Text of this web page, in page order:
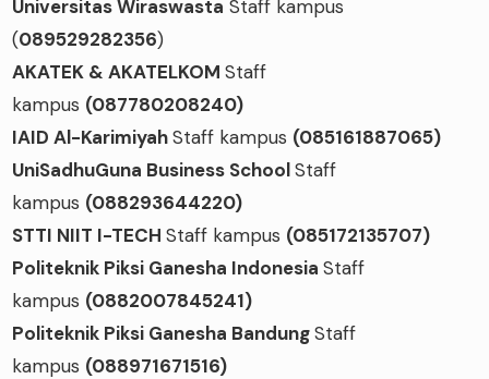
Universitas Wiraswasta Staff kampus
(089529282356)
AKATEK & AKATELKOM Staff
kampus (087780208240)
IAID Al-KarimiyahStaff kampus (085161887065)
UniSadhuGuna Business SchoolStaff
kampus (088293644220)
STTI NIIT I-TECH Staff kampus (085172135707)
Politeknik Piksi Ganesha Indonesia Staff
kampus (0882007845241)
Politeknik Piksi Ganesha BandungStaff
kampus (088971671516)